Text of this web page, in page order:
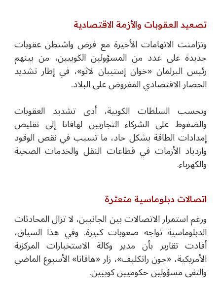
تصعيد العقوبات والأزمة الاقتصادية
وتزامنت الاتهامات الأخيرة مع فرض واشنطن عقوبات
جديدة على عدد من المسؤولين الكوبيين، من بينهم
رئيس البرلمان«خوان إستيبان لاثو»، في إطار تشديد
الحصار الاقتصادي المفروض على البلاد.
وبحسب السلطات الكوبية، أدى تشديد العقوبات
والضغوط على الشركاء التجاريين لهافانا إلى تقليص
إمدادات الطاقة بشكل حاد، ما تسبب في نقص الوقود
وازدياد الأزمات في قطاعات النقل والخدمات الصحية
والكهرباء.
اتصالات دبلوماسية متعثرة
ورغم استمرار الاتصالات بين الجانبين، لا تزال المحادثات
الدبلوماسية تواجه صعوبات كبيرة. وفي هذا السياق،
أفادت تقارير بأن مدير وكالة الاستخبارات المركزية
الأمريكية، «جون راتكليف»، زار«هافانا»الأسبوع الماضي
والتقى مسؤولين حكوميين كوبيين.